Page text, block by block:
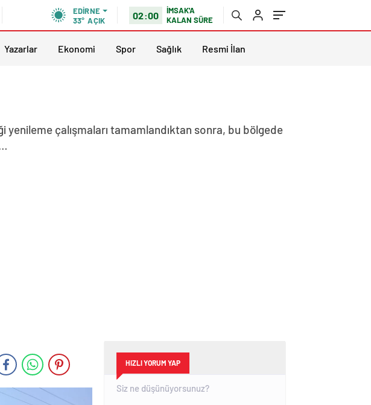
EDIRNE
33° AÇIK 02:00
İMSAK'A
KALAN SÜRE
Yazarlar Ekonomi Spor Sağlık Resmi İlan
yenileme çalışmaları tamamlandıktan sonra, bu bölgede
HIZLI YORUM YAP